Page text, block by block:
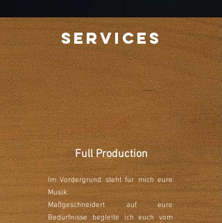
Services
Full Production
Im Vordergrund steht für mich eure
Musik.
Maßgeschneidert auf eure
Bedürfnisse begleite ich euch vom